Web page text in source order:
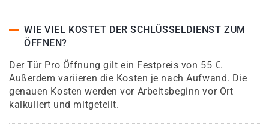
WIE VIEL KOSTET DER SCHLÜSSELDIENST ZUM
ÖFFNEN?
Der Tür Pro Öffnung gilt ein Festpreis von 55 €.
Außerdem variieren die Kosten je nach Aufwand. Die
genauen Kosten werden vor Arbeitsbeginn vor Ort
kalkuliert und mitgeteilt.